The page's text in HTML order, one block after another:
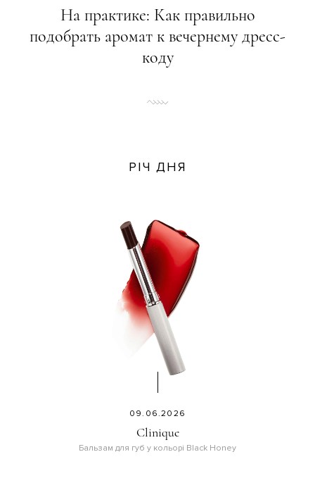
На практике: Как правильно
подобрать аромат к вечернему дресс-
коду
РІЧ ДНЯ
09.06.2026
Clinique
Бальзам для губ у кольорі Black Honey